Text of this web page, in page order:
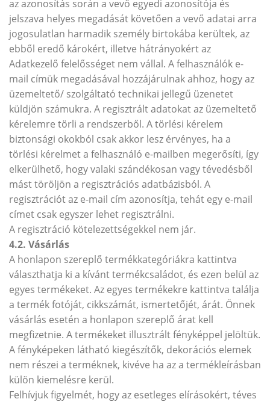
az azonosítás során a vevő egyedi azonosítója és
jelszava helyes megadását követően a vevő adatai arra
jogosulatlan harmadik személy birtokába kerültek, az
ebből eredő károkért, illetve hátrányokért az
Adatkezelő felelősséget nem vállal. A felhasználók e-
mail címük megadásával hozzájárulnak ahhoz, hogy az
üzemeltető/ szolgáltató technikai jellegű üzenetet
küldjön számukra. A regisztrált adatokat az üzemeltető
kérelemre törli a rendszerből. A törlési kérelem
biztonsági okokból csak akkor lesz érvényes, ha a
törlési kérelmet a felhasználó e-mailben megerősíti, így
elkerülhető, hogy valaki szándékosan vagy tévedésből
mást töröljön a regisztrációs adatbázisból. A
regisztrációt az e-mail cím azonosítja, tehát egy e-mail
címet csak egyszer lehet regisztrálni.
A regisztráció kötelezettségekkel nem jár.
4.2. Vásárlás
A honlapon szereplő termékkategóriákra kattintva
választhatja ki a kívánt termékcsaládot, és ezen belül az
egyes termékeket. Az egyes termékekre kattintva találja
a termék fotóját, cikkszámát, ismertetőjét, árát. Önnek
vásárlás esetén a honlapon szereplő árat kell
megfizetnie. A termékeket illusztrált fényképpel jelöltük.
A fényképeken látható kiegészítők, dekorációs elemek
nem részei a terméknek, kivéve ha az a termékleírásban
külön kiemelésre kerül.
Felhívjuk figyelmét, hogy az esetleges elírásokért, téves